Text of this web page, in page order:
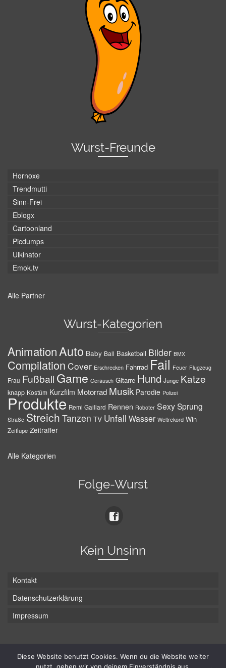
Wurst-Freunde
Hornoxe
Trendmutti
Sinn-Frei
Eblogx
Cartoonland
Picdumps
Ulkinator
Emok.tv
Alle Partner
Wurst-Kategorien
AnimationAuto Baby Ball Basketball Bilder BMX
Compilation Cover Erschrecken Fahrrad Fail Feuer Flugzeug
Frau Fußball Game Geräusch Gitarre Hund Junge Katze
knapp Kostüm Kurzfilm Motorrad Musik Parodie Polizei
Produkte Remi Gaillard Rennen Roboter SexySprung
Straße Streich Tanzen TV Unfall Wasser Weltrekord Win
Zeitlupe Zeitraffer
Alle Kategorien
Folge-Wurst
Kein Unsinn
Kontakt
Datenschutzerklärung
Impressum
Diese Website benutzt Cookies. Wenn du die Website weiter